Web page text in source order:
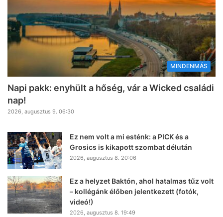
MINDENMÁS
Napi pakk: enyhült a hőség, vár a Wicked családi
nap!
2026, augusztus 9. 06:30
Ez nem volt a mi esténk: a PICK és a
Grosics is kikapott szombat délután
2026, augusztus 8. 20:06
Ez a helyzet Baktón, ahol hatalmas tűz volt
– kollégánk élőben jelentkezett (fotók,
videó!)
2026, augusztus 8. 19:49